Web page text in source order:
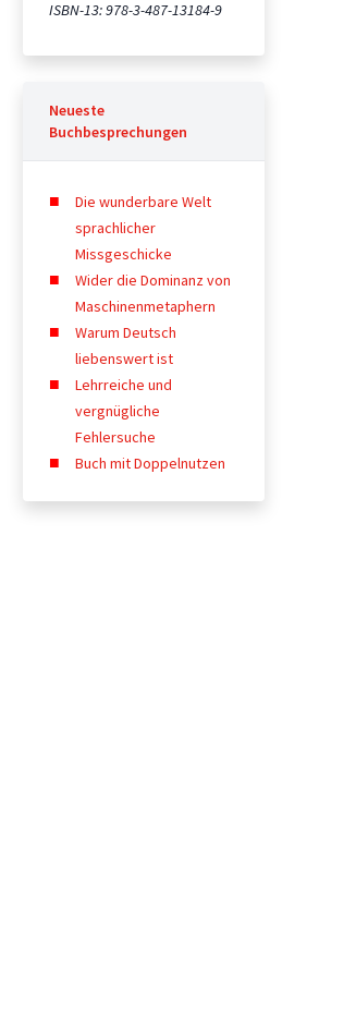
ISBN-13: 978-3-487-13184-9
Neueste
Buchbesprechungen
Die wunderbare Welt
sprachlicher
Missgeschicke
Wider die Dominanz von
Maschinenmetaphern
Warum Deutsch
liebenswert ist
Lehrreiche und
vergnügliche
Fehlersuche
Buch mit Doppelnutzen